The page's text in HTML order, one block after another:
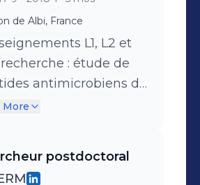
de Albi, France
L1, L2 et
: étude de
antimicrobiens de
de fourmis et de leur
More
postdoctoral